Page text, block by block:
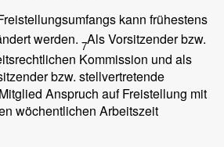
kann frühestens
werden. 7Als Vorsitzender bzw.
Kommission und als
bzw. stellvertretende
Anspruch auf Freistellung mit
wöchentlichen Arbeitszeit